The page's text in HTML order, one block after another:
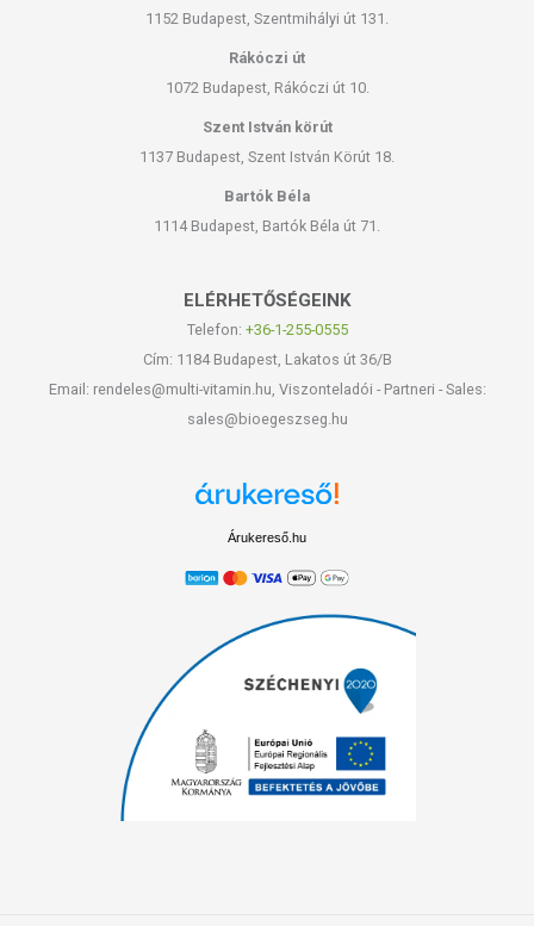
1152 Budapest, Szentmihályi út 131.
Rákóczi út
1072 Budapest, Rákóczi út 10.
Szent István körút
1137 Budapest, Szent István Körút 18.
Bartók Béla
1114 Budapest, Bartók Béla út 71.
ELÉRHETŐSÉGEINK
Telefon: +36-1-255-0555
Cím: 1184 Budapest, Lakatos út 36/B
Email: rendeles@multi-vitamin.hu, Viszonteladói - Partneri - Sales:
sales@bioegeszseg.hu
Árukereső.hu